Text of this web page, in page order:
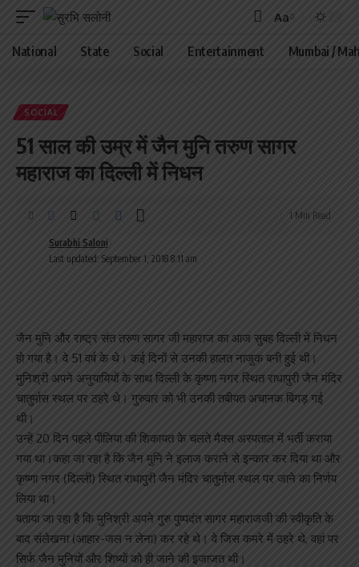
Font
Resizer
Aa
National State Social Entertainment Mumbai /
SOCIAL
51 साल की उम्र में जैन मुनि तरुण सागर
महाराज का दिल्ली में निधन
Last updated: September 1, 2018 8:11 am
Surabhi Saloni
1 Min Read
जैन मुनि और राष्ट्र संत तरुण सागर जी महाराज का आज सुबह दिल्ली में निधन
हो गया है। वे 51 वर्ष के थे। कई दिनों से उनकी हालत नाजुक बनी हुई थी।
मुनिश्री अपने अनुयायियों के साथ दिल्ली के कृष्णा नगर स्थित राधापुरी जैन मंदिर
चातुर्मास स्थल पर ठहरे थे। गुरुवार को भी उनकी तबीयत अचानक बिगड़ गई
थी।
उन्हें 20 दिन पहले पीलिया की शिकायत के चलते मैक्स अस्पताल में भर्ती कराया
गया था।कहा जा रहा है कि जैन मुनि ने इलाज कराने से इन्कार कर दिया था और
कृष्णा नगर (दिल्ली) स्थित राधापुरी जैन मंदिर चातुर्मास स्थल पर जाने का निर्णय
लिया था।
बताया जा रहा है कि मुनिश्री अपने गुरु पुष्पदंत सागर महाराजजी की स्वीकृति के
बाद संलेखना (आहार-जल न लेना) कर रहे थे। वे जिस कमरे में ठहरे थे, वहां पर
सिर्फ जैन मुनियों और शिष्यों को ही जाने की इजाजत थी।